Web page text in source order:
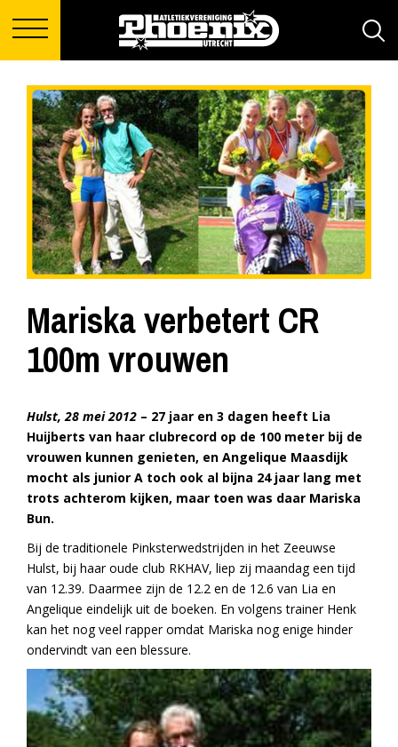
Mariska verbetert CR
100m vrouwen
Hulst, 28 mei 2012 – 27 jaar en 3 dagen heeft Lia
Huijberts van haar clubrecord op de 100 meter bij de
vrouwen kunnen genieten, en Angelique Maasdijk
mocht als junior A toch ook al bijna 24 jaar lang met
trots achterom kijken, maar toen was daar Mariska
Bun.
Bij de traditionele Pinksterwedstrijden in het Zeeuwse
Hulst, bij haar oude club RKHAV, liep zij maandag een tijd
van 12.39. Daarmee zijn de 12.2 en de 12.6 van Lia en
Angelique eindelijk uit de boeken. En volgens trainer Henk
kan het nog veel rapper omdat Mariska nog enige hinder
ondervindt van een blessure.